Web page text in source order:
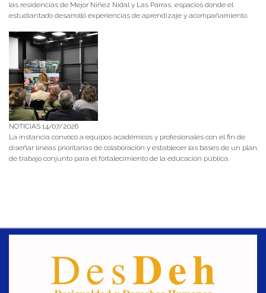
las residencias de Mejor Niñez Nidal y Las Parras, espacios donde el
estudiantado desarrolló experiencias de aprendizaje y acompañamiento.
NOTICIAS 14/07/2026
La instancia convocó a equipos académicos y profesionales con el fin de
diseñar líneas prioritarias de colaboración y establecer las bases de un plan
de trabajo conjunto para el fortalecimiento de la educación pública.